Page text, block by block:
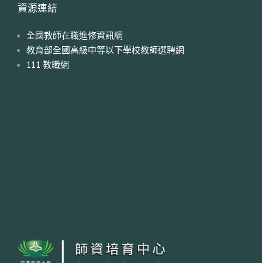
資源連結
全國教師在職進修資訊網
教育部全國高級中等以下學校教師選聘網
111 教職網